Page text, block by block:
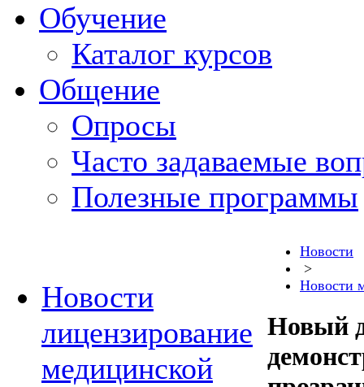
Обучение
Каталог курсов
Общение
Опросы
Часто задаваемые
Полезные программы
Новости
лицензирование
медицинской
Новости
>
Новости
Новый